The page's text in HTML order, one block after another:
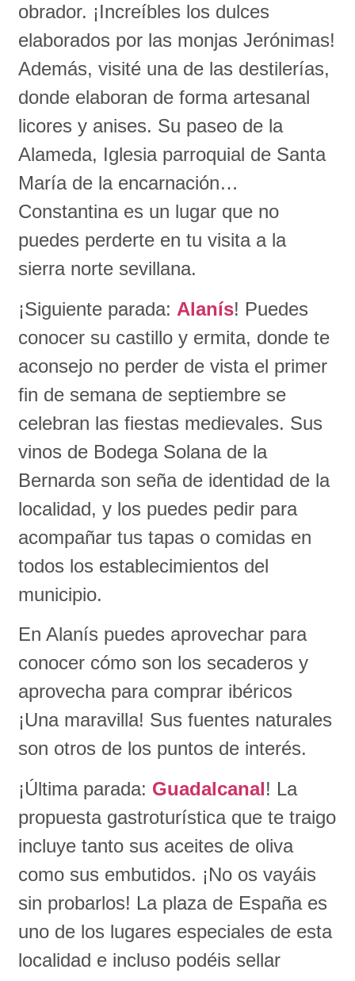
obrador. ¡Increíbles los dulces
elaborados por las monjas Jerónimas!
Además, visité una de las destilerías,
donde elaboran de forma artesanal
licores y anises. Su paseo de la
Alameda, Iglesia parroquial de Santa
María de la encarnación…
Constantina es un lugar que no
puedes perderte en tu visita a la
sierra norte sevillana.
¡Siguiente parada: Alanís! Puedes
conocer su castillo y ermita, donde te
aconsejo no perder de vista el primer
fin de semana de septiembre se
celebran las fiestas medievales. Sus
vinos de Bodega Solana de la
Bernarda son seña de identidad de la
localidad, y los puedes pedir para
acompañar tus tapas o comidas en
todos los establecimientos del
municipio.
En Alanís puedes aprovechar para
conocer cómo son los secaderos y
aprovecha para comprar ibéricos
¡Una maravilla! Sus fuentes naturales
son otros de los puntos de interés.
¡Última parada: Guadalcanal! La
propuesta gastroturística que te traigo
incluye tanto sus aceites de oliva
como sus embutidos. ¡No os vayáis
sin probarlos! La plaza de España es
uno de los lugares especiales de esta
localidad e incluso podéis sellar